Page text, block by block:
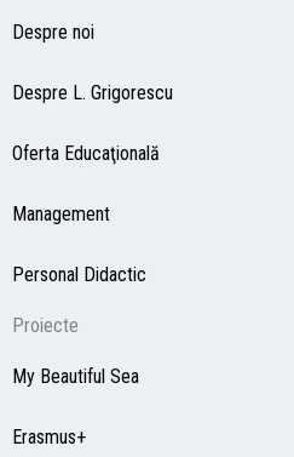
Despre noi
Despre L. Grigorescu
Oferta Educaţională
Management
Personal Didactic
Proiecte
My Beautiful Sea
Erasmus+